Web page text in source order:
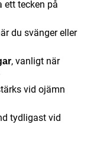
ett tecken på
du svänger eller
, vanligt när
vid ojämn
tydligast vid